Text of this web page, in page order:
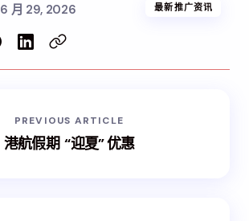
6 月 29, 2026 最新推广资讯
PREVIOUS ARTICLE
港航假期 “迎夏” 优惠